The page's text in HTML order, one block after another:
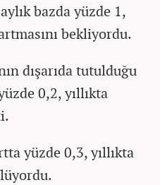
bazda yüzde 1,
bekliyordu.
dışarıda tutulduğu
0,2, yıllıkta
yüzde 0,3, yıllıkta